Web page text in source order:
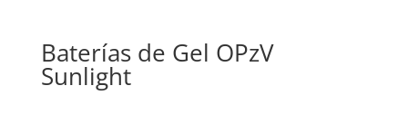
Baterías de Gel OPzV
Sunlight